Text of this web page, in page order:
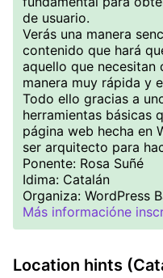
de usuario.
Verás una manera
contenido que hará
aquello que necesitan
manera muy rápida y
Todo ello gracias a
herramientas básicas
página web hecha en
ser arquitecto para
Ponente: Rosa Suñé
Idima: Catalán
Organiza: WordPress
Más informacióne
Location hints